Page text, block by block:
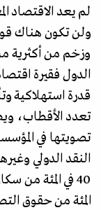
لم يعد الاقتصاد
ولن تكون هناك
وزخم من أكثرية
الدول فقيرة
قدرة استهلاكية
تعدد الأقطاب،
تصويتها في
النقد الدولي
المئة من حقوق